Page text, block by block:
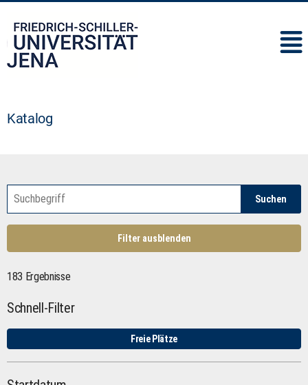
Katalog
Suchen
Filter ausblenden
183 Ergebnisse
Schnell-Filter
Freie Plätze